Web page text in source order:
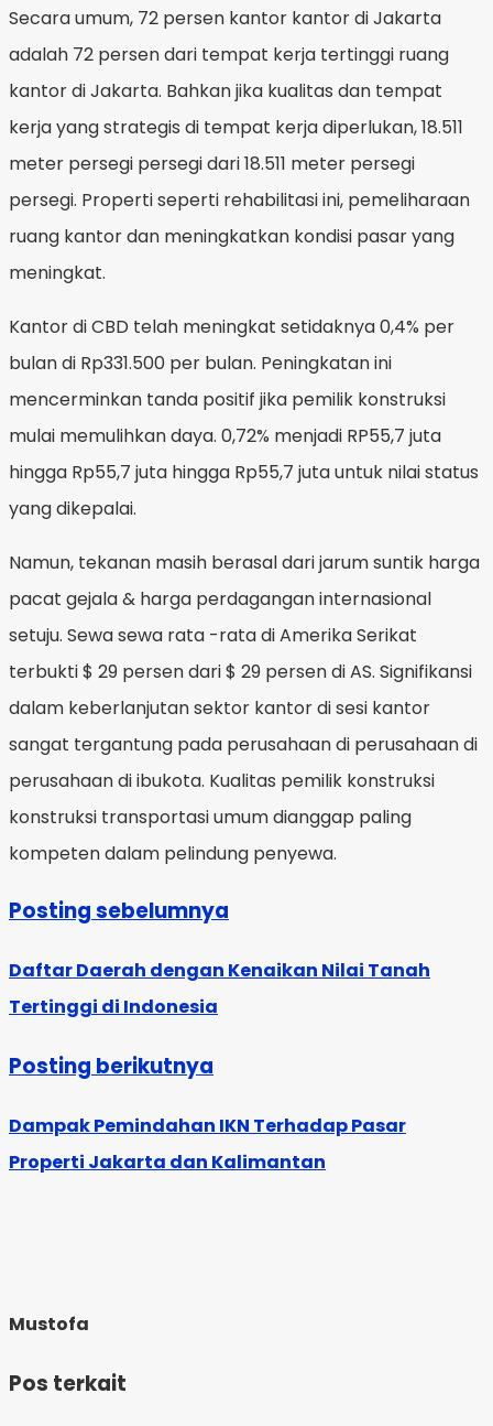
Secara umum, 72 persen kantor kantor di Jakarta
adalah 72 persen dari tempat kerja tertinggi ruang
kantor di Jakarta. Bahkan jika kualitas dan tempat
kerja yang strategis di tempat kerja diperlukan, 18.511
meter persegi persegi dari 18.511 meter persegi
persegi. Properti seperti rehabilitasi ini, pemeliharaan
ruang kantor dan meningkatkan kondisi pasar yang
meningkat.
Kantor di CBD telah meningkat setidaknya 0,4% per
bulan di Rp331.500 per bulan. Peningkatan ini
mencerminkan tanda positif jika pemilik konstruksi
mulai memulihkan daya. 0,72% menjadi RP55,7 juta
hingga Rp55,7 juta hingga Rp55,7 juta untuk nilai status
yang dikepalai.
Namun, tekanan masih berasal dari jarum suntik harga
pacat gejala & harga perdagangan internasional
setuju. Sewa sewa rata -rata di Amerika Serikat
terbukti $ 29 persen dari $ 29 persen di AS. Signifikansi
dalam keberlanjutan sektor kantor di sesi kantor
sangat tergantung pada perusahaan di perusahaan di
perusahaan di ibukota. Kualitas pemilik konstruksi
konstruksi transportasi umum dianggap paling
kompeten dalam pelindung penyewa.
Posting sebelumnya
Daftar Daerah dengan Kenaikan Nilai Tanah
Tertinggi di Indonesia
Posting berikutnya
Dampak Pemindahan IKN Terhadap Pasar
Properti Jakarta dan Kalimantan
Mustofa
Pos terkait